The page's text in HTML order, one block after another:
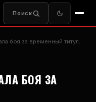
Поиск
боя за временный титул.
БОЯ ЗА